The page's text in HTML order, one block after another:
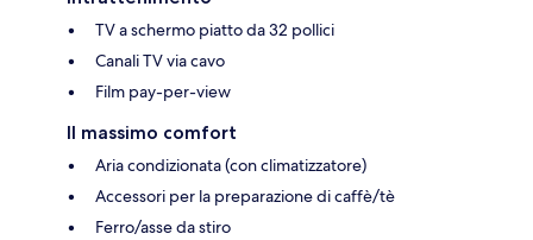
TV a schermo piatto da 32 pollici
Canali TV via cavo
Film pay-per-view
Il massimo comfort
Aria condizionata (con climatizzatore)
Accessori per la preparazione di caffè/tè
Ferro/asse da stiro